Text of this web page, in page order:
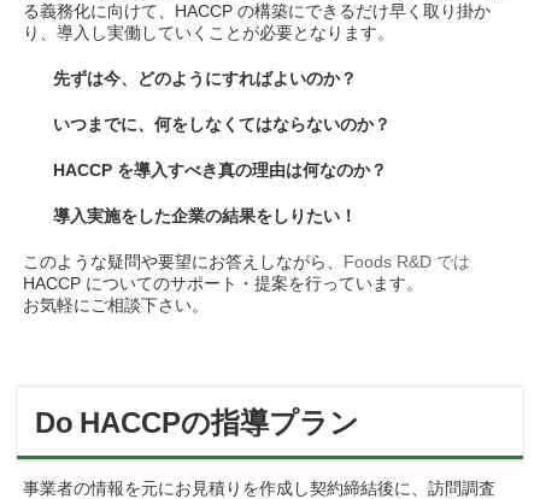
る義務化に向けて、HACCP の構築にできるだけ早く取り掛か
り、導入し実働していくことが必要となります。
先ずは今、どのようにすればよいのか？
いつまでに、何をしなくてはならないのか？
HACCP を導入すべき真の理由は何なのか？
導入実施をした企業の結果をしりたい！
このような疑問や要望にお答えしながら、 Foods R&D では
HACCP についてのサポート・提案を行っています。
お気軽にご相談下さい。
Do HACCPの指導プラン
事業者の情報を元にお見積りを作成し契約締結後に、訪問調査